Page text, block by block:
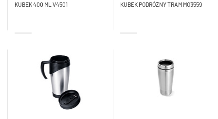
KUBEK 400 ML V4501 KUBEK PODRÓŻNY TRAM MO3559